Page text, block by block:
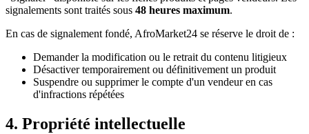
signalements sont traités sous 48 heures maximum.
En cas de signalement fondé, AfroMarket24 se réserve le droit de :
Demander la modification ou le retrait du contenu litigieux
Désactiver temporairement ou définitivement un produit
Suspendre ou supprimer le compte d'un vendeur en cas
d'infractions répétées
4. Propriété intellectuelle